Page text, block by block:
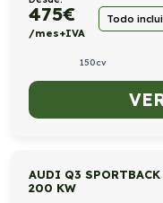
475€
/mes+IVA
Todo
150cv
AUDI Q3 SPORTBACK
200 KW